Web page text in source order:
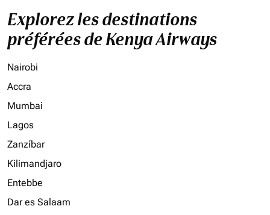
Explorez les destinations
préférées de Kenya Airways
Nairobi
Accra
Mumbai
Lagos
Zanzíbar
Kilimandjaro
Entebbe
Dar es Salaam